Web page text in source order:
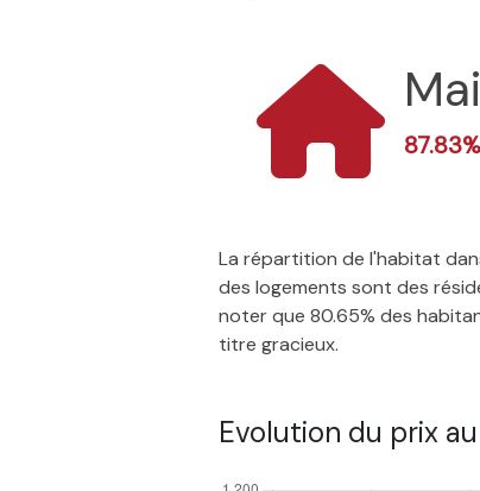
87.83%
La répartition de l'habitat
des logements sont des
noter que 80.65% des
titre gracieux.
Evolution du prix